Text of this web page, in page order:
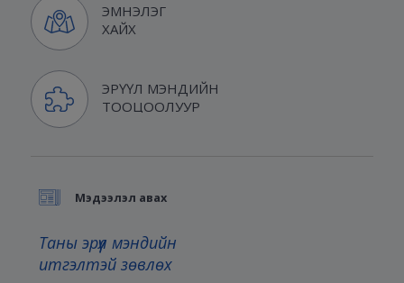
ЭМНЭЛЭГ
ХАЙХ
ЭРҮҮЛ МЭНДИЙН
ТООЦООЛУУР
Мэдээлэл авах
Таны эрүүл мэндийн
итгэлтэй зөвлөх